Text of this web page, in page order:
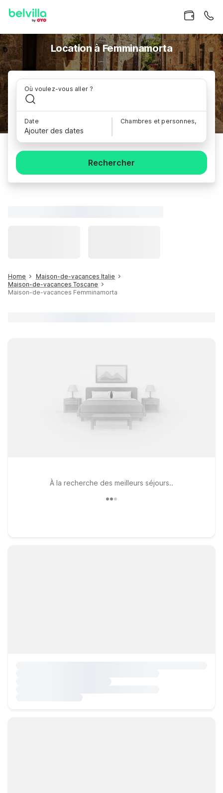
Location à Femminamorta
Où voulez-vous aller ?
Date
Ajouter des dates
Chambres et personnes,
Rechercher
Home
Maison-de-vacances Italie
Maison-de-vacances Toscane
Maison-de-vacances Femminamorta
À la recherche des meilleurs séjours..